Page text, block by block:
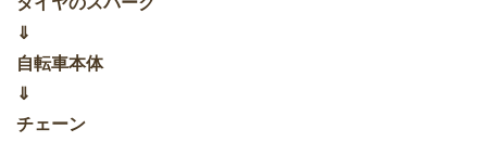
⇓
自転車本体
⇓
チェーン